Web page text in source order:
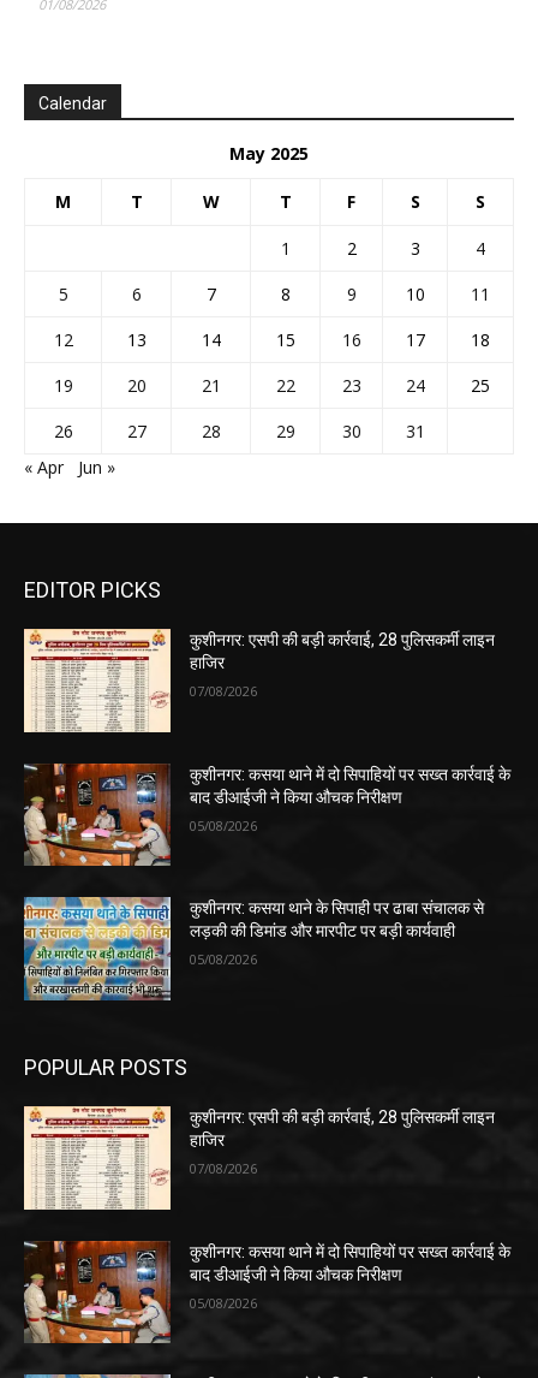
01/08/2026
Calendar
May 2025
M T W T F S S
1 2 3
4
5
6 7 8 9 10
11
12
13 14 15 16 17
18
19
20 21 22 23 24
25
26
27 28 29 30
31
« Apr
Jun »
EDITOR PICKS
कुशीनगर: एसपी की बड़ी कार्रवाई, 28 पुलिसकर्मी लाइन
हाजिर
07/08/2026
कुशीनगर: कसया थाने में दो सिपाहियों पर सख्त कार्रवाई के
बाद डीआईजी ने किया औचक निरीक्षण
05/08/2026
कुशीनगर: कसया थाने के सिपाही पर ढाबा संचालक से
लड़की की डिमांड और मारपीट पर बड़ी कार्यवाही
05/08/2026
POPULAR POSTS
कुशीनगर: एसपी की बड़ी कार्रवाई, 28 पुलिसकर्मी लाइन
हाजिर
07/08/2026
कुशीनगर: कसया थाने में दो सिपाहियों पर सख्त कार्रवाई के
बाद डीआईजी ने किया औचक निरीक्षण
05/08/2026